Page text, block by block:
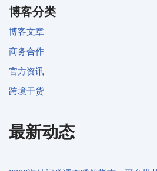
博客分类
博客文章
商务合作
官方资讯
跨境干货
最新动态